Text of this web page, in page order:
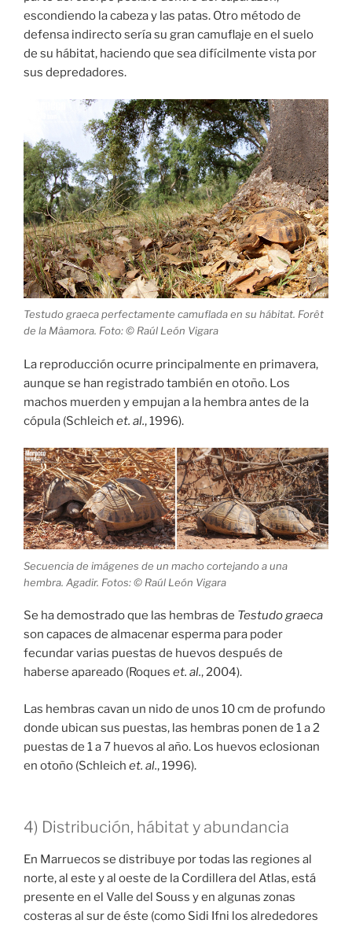
escondiendo la cabeza y las patas. Otro método de
defensa indirecto sería su gran camuflaje en el suelo
de su hábitat, haciendo que sea difícilmente vista por
sus depredadores.
Testudo graeca perfectamente camuflada en su hábitat. Forêt
de la Mâamora. Foto: © Raúl León Vigara
La reproducción ocurre principalmente en primavera,
aunque se han registrado también en otoño. Los
machos muerden y empujan a la hembra antes de la
cópula (Schleich et. al., 1996).
Secuencia de imágenes de un macho cortejando a una
hembra. Agadir. Fotos: © Raúl León Vigara
Se ha demostrado que las hembras de Testudo graeca
son capaces de almacenar esperma para poder
fecundar varias puestas de huevos después de
haberse apareado (Roques et. al., 2004).
Las hembras cavan un nido de unos 10 cm de profundo
donde ubican sus puestas, las hembras ponen de 1 a 2
puestas de 1 a 7 huevos al año. Los huevos eclosionan
en otoño (Schleich et. al., 1996).
4) Distribución, hábitat y abundancia
En Marruecos se distribuye por todas las regiones al
norte, al este y al oeste de la Cordillera del Atlas, está
presente en el Valle del Souss y en algunas zonas
costeras al sur de éste (como Sidi Ifni los alrededores